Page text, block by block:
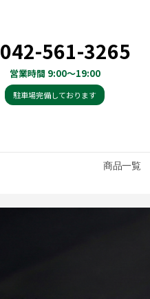
042-561-3265
営業時間 9:00～19:00
駐車場完備しております
商品一覧